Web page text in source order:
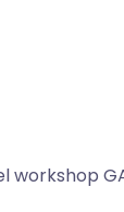
workshop